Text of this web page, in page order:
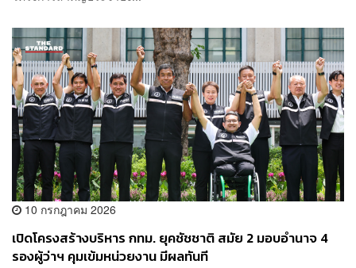
10 กรกฎาคม 2026
เปิดโครงสร้างบริหาร กทม. ยุคชัชชาติ สมัย 2 มอบอำนาจ 4
รองผู้ว่าฯ คุมเข้มหน่วยงาน มีผลทันที